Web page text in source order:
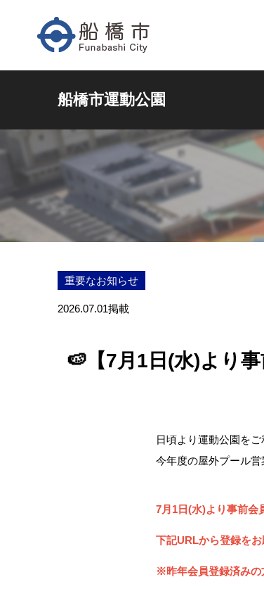
船橋市運動公園
重要なお知らせ
2026.07.01掲載
🍉【7月1日(水)より
日頃より運動公園を
今年度の屋外プール営
7月1日(水)より事前会
下記URLから登録をお
※昨年会員登録済みの